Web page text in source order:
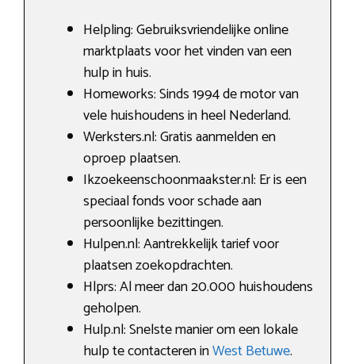
Helpling: Gebruiksvriendelijke online
marktplaats voor het vinden van een
hulp in huis.
Homeworks: Sinds 1994 de motor van
vele huishoudens in heel Nederland.
Werksters.nl: Gratis aanmelden en
oproep plaatsen.
Ikzoekeenschoonmaakster.nl: Er is een
speciaal fonds voor schade aan
persoonlijke bezittingen.
Hulpen.nl: Aantrekkelijk tarief voor
plaatsen zoekopdrachten.
Hlprs: Al meer dan 20.000 huishoudens
geholpen.
Hulp.nl: Snelste manier om een lokale
hulp te contacteren inWest Betuwe.